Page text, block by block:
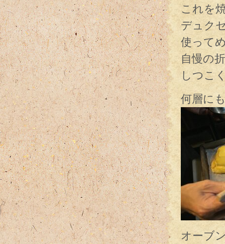
これを
デュク
使って
自慢の
しつこ
何層に
オーブ